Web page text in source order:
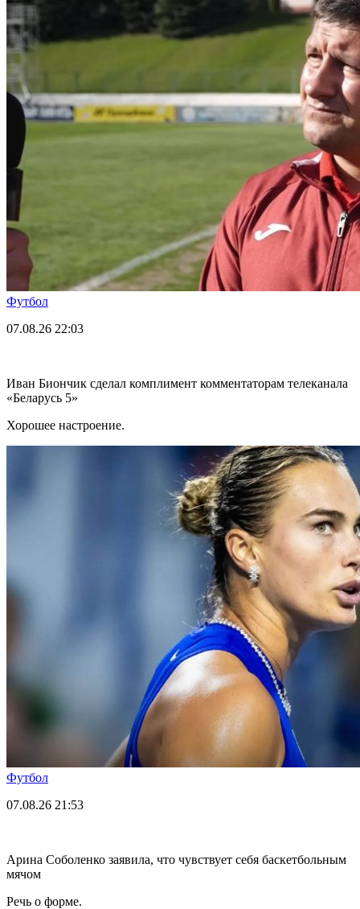
Футбол
07.08.26 22:03
Иван Биончик сделал комплимент комментаторам телеканала
«Беларусь 5»
Хорошее настроение.
Футбол
07.08.26 21:53
Арина Соболенко заявила, что чувствует себя баскетбольным
мячом
Речь о форме.